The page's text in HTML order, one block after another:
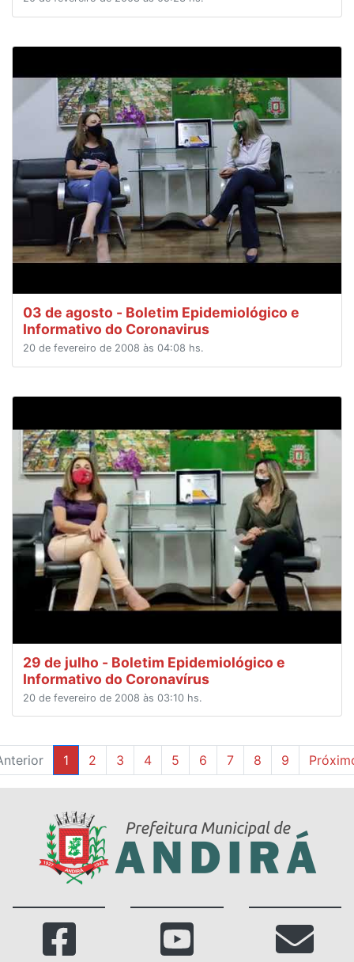
03 de agosto - Boletim Epidemiológico e
Informativo do Coronavirus
20 de fevereiro de 2008 às 04:08 hs.
29 de julho - Boletim Epidemiológico e
Informativo do Coronavírus
20 de fevereiro de 2008 às 03:10 hs.
1 2 3 4 5 6 7 8 9